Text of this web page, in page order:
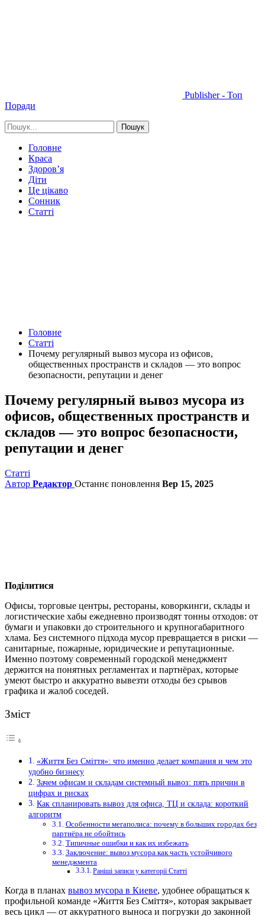
Publisher - Топ
Поради
Головне
Краса
Здоров’я
Діти
Це цікаво
Сонник
Статті
Головне
Статті
Почему регулярный вывоз мусора из офисов,
общественных пространств и складов — это вопрос
безопасности, репутации и денег
Почему регулярный вывоз мусора из
офисов, общественных пространств и
складов — это вопрос безопасности,
репутации и денег
Статті
Автор Редактор Останнє поновлення Вер 15, 2025
Поділитися
Офисы, торговые центры, рестораны, коворкинги, склады и
логистические хабы ежедневно производят тонны отходов: от
бумаги и упаковки до строительного и крупногабаритного
хлама. Без системного підхода мусор превращается в риски —
санитарные, пожарные, юридические и репутационные.
Именно поэтому современный городской менеджмент
держится на понятных регламентах и партнёрах, которые
умеют быстро и аккуратно вывезти отходы без срывов
графика и жалоб соседей.
Зміст
«Життя Без Сміття»: что именно делает компания и чем это
удобно бизнесу
Зачем офисам и складам системный вывоз: пять причин в
цифрах и рисках
Как спланировать вывоз для офиса, ТЦ и склада: короткий
алгоритм
Особенности мегаполиса: почему в больших городах без
партнёра не обойтись
Типичные ошибки и как их избежать
Заключение: вывоз мусора как часть устойчивого
менеджмента
Раніші записи у категорії Статті
Когда в планах вывоз мусора в Киеве, удобнее обращаться к
профильной команде «Життя Без Сміття», которая закрывает
весь цикл — от аккуратного выноса и погрузки до законной